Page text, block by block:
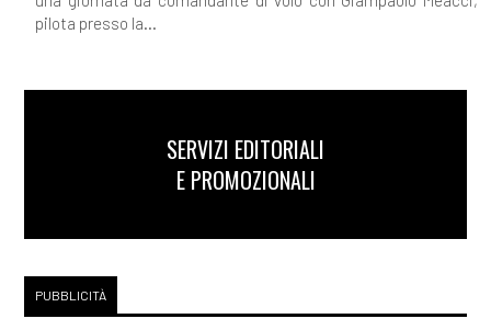
pilota presso la...
SERVIZI EDITORIALI
E PROMOZIONALI
PUBBLICITÀ